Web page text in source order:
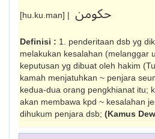
[hu.ku.man] | حکومن
Definisi : 1. penderitaan dsb yg
melakukan kesalahan (melang­gar
keputusan yg dibuat oleh hakim
ka­mah menjatuhkan ~ penjara
kedua-dua orang pengkhianat itu;
akan membawa kpd ~ kesalahan
dihukum penjara dsb; (Kamus